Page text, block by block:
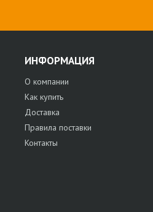
ИНФОРМАЦИЯ
О компании
Как купить
Доставка
Правила поставки
Контакты